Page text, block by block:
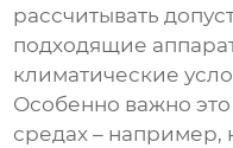
рассчитывать
подходящие
климатические
Особенно важно
средах – например,